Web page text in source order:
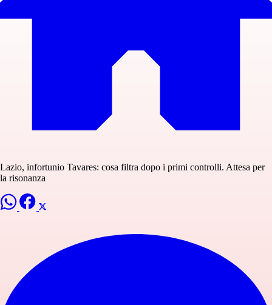
Lazio, infortunio Tavares: cosa filtra dopo i primi controlli. Attesa per
la risonanza